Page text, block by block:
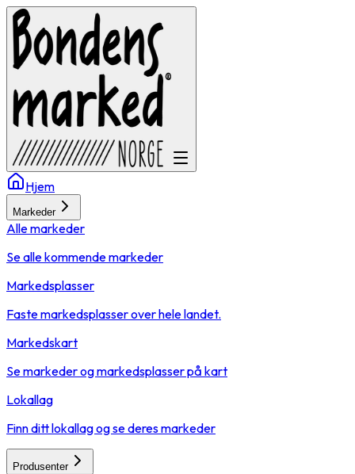
Hjem
Markeder
Alle markeder
Se alle kommende markeder
Markedsplasser
Faste markedsplasser over hele landet.
Markedskart
Se markeder og markedsplasser på kart
Lokallag
Finn ditt lokallag og se deres markeder
Produsenter